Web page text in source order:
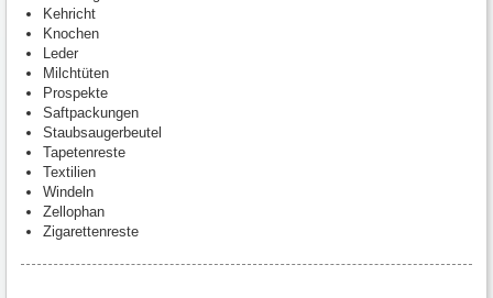
Kehricht
Knochen
Leder
Milchtüten
Prospekte
Saftpackungen
Staubsaugerbeutel
Tapetenreste
Textilien
Windeln
Zellophan
Zigarettenreste